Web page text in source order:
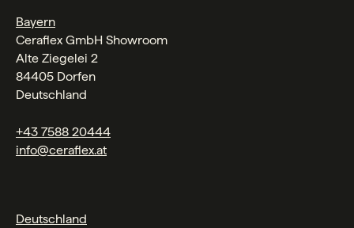
Bayern
Ceraflex GmbH Showroom
Alte Ziegelei 2
84405 Dorfen
Deutschland
+43 7588 20444
info@ceraflex.at
Deutschland